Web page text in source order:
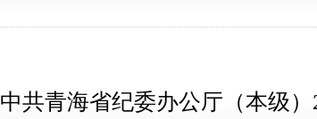
中共青海省纪委办公厅（本级